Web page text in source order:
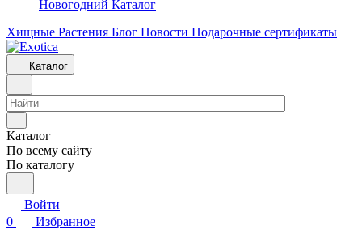
Новогодний Каталог
Хищные Растения Блог Новости Подарочные сертификаты
Каталог
Каталог
По всему сайту
По каталогу
Войти
0
Избранное